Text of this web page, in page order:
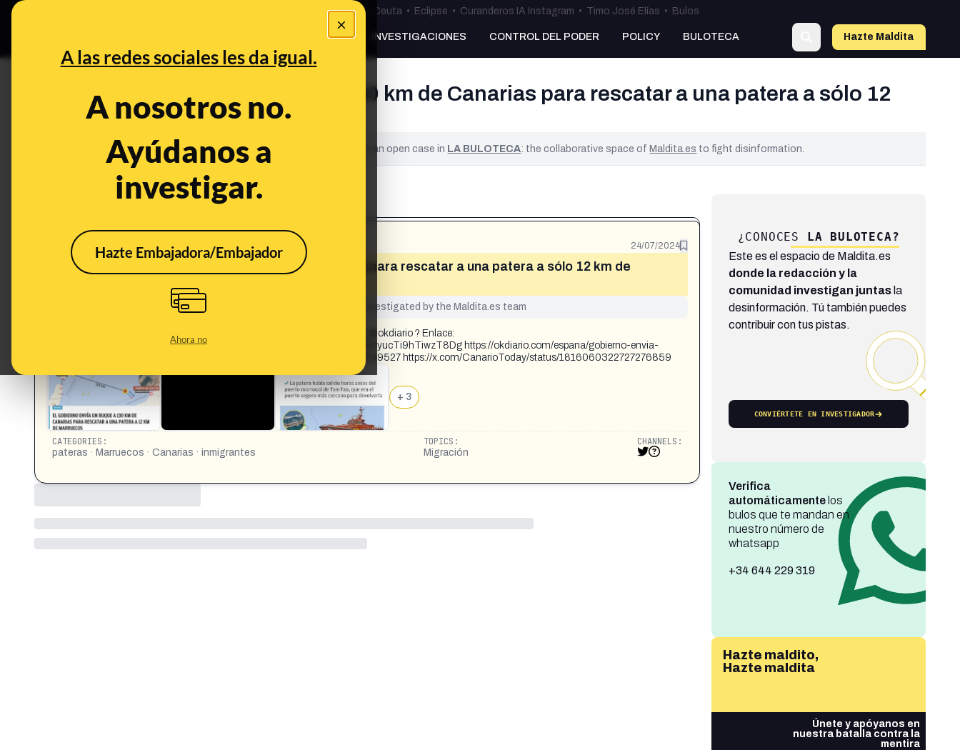
×
A las redes sociales les da igual.
A nosotros no.
Ayúdanos a
investigar.
Hazte Embajadora/Embajador
Ahora no
Especial Ceuta•Bulos Ceuta • Eclipse • Curanderos IA Instagram • Timo José Elías • Bulos
PREBUNKING INVESTIGACIONES CONTROL DEL PODER POLICY BULOTECA Hazte Maldita
¿El Gobierno envía un buque a 130 km de Canarias para rescatar a una patera a sólo 12
km de Marruecos?
This content has NOT yet been verified. It is an open case in LA BULOTECA: the collaborative space ofMaldita.es to fight disinformation.
What's being said: 24/07/2024
«El Gobierno envía un buque a 130 km de Canarias para rescatar a una patera a sólo 12 km de
This content has not yet been investigated by the Maldita.es team
@malditobulo ¿Qué sabemos de esta "información" del bulogenerador @okdiario ? Enlace:
https://x.com/jfvillar/status/1816034575774072850?s=46&t=YFHvwWoyucTi9hTiwzT8Dg https://okdiario.com/espana/gobierno-envia-
buque-130-km-canarias-rescatar-patera-solo-12-km-marruecos-13199527 https://x.com/CanarioToday/status/1816060322727276859
+ 3
CATEGORIES:
pateras · Marruecos · Canarias · inmigrantes
TOPICS:
Migración
CHANNELS:
¿CONOCES LA BULOTECA?
Este es el espacio de Maldita.es
donde la redacción y la
comunidad investigan juntasla
desinformación. Tú también puedes
contribuir con tus pistas.
CONVIÉRTETE EN INVESTIGADOR
Verifica
automáticamentelos
bulos que te mandan en
nuestro número de
whatsapp
+34 644 229 319
Hazte maldito,
Hazte maldita
Únete y apóyanos en
nuestra batalla contra la
mentira